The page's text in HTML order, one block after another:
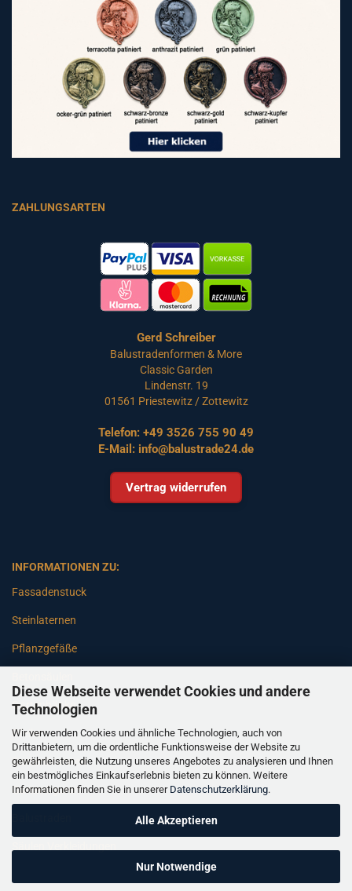
Diese Webseite verwendet Cookies und andere
Technologien
Wir verwenden Cookies und ähnliche Technologien, auch von
Drittanbietern, um die ordentliche Funktionsweise der Website zu
gewährleisten, die Nutzung unseres Angebotes zu analysieren und Ihnen
ein bestmögliches Einkaufserlebnis bieten zu können. Weitere
Informationen finden Sie in unserer Datenschutzerklärung.
Alle Akzeptieren
Nur Notwendige
ZAHLUNGSARTEN
Gerd Schreiber
Balustradenformen & More
Classic Garden
Lindenstr. 19
01561 Priestewitz / Zottewitz
Telefon: +49 3526 755 90 49
E-Mail: info@balustrade24.de
Vertrag widerrufen
INFORMATIONEN ZU:
Fassadenstuck
Steinlaternen
Pflanzgefäße
Gartenbänke
Pfeiler
Gartenbrunnen
Gartenfiguren